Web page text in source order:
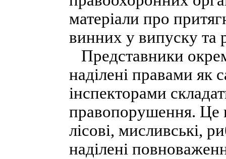
матеріали про
винних у випуску та
Представники
наділені правами як
інспекторами
правопорушення. Це
лісові, мисливські,
наділені